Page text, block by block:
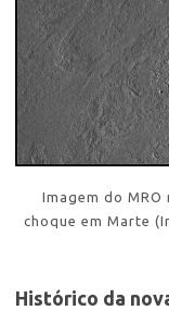
Imagem do
choque em Marte
Histórico da